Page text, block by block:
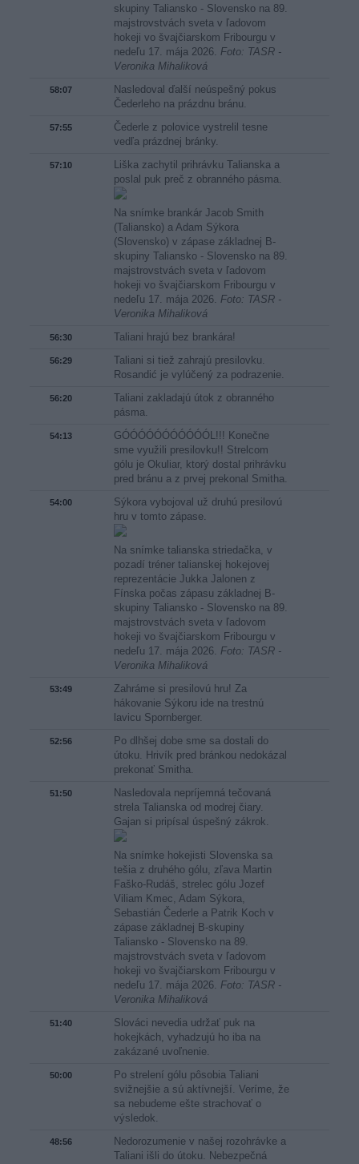
skupiny Taliansko - Slovensko na 89.
majstrovstvách sveta v ľadovom
hokeji vo švajčiarskom Fribourgu v
nedeľu 17. mája 2026. Foto: TASR -
Veronika Mihaliková
58:07
Nasledoval ďalší neúspešný pokus
Čederleho na prázdnu bránu.
57:55
Čederle z polovice vystrelil tesne
vedľa prázdnej bránky.
57:10
Liška zachytil prihrávku Talianska a
poslal puk preč z obranného pásma.
Na snímke brankár Jacob Smith
(Taliansko) a Adam Sýkora
(Slovensko) v zápase základnej B-
skupiny Taliansko - Slovensko na 89.
majstrovstvách sveta v ľadovom
hokeji vo švajčiarskom Fribourgu v
nedeľu 17. mája 2026. Foto: TASR -
Veronika Mihaliková
56:30 Taliani hrajú bez brankára!
56:29
Taliani si tiež zahrajú presilovku.
Rosandić je vylúčený za podrazenie.
56:20
Taliani zakladajú útok z obranného
pásma.
54:13
GÓÓÓÓÓÓÓÓÓÓÓL!!! Konečne
sme využili presilovku!! Strelcom
gólu je Okuliar, ktorý dostal prihrávku
pred bránu a z prvej prekonal Smitha.
54:00
Sýkora vybojoval už druhú presilovú
hru v tomto zápase.
Na snímke talianska striedačka, v
pozadí tréner talianskej hokejovej
reprezentácie Jukka Jalonen z
Fínska počas zápasu základnej B-
skupiny Taliansko - Slovensko na 89.
majstrovstvách sveta v ľadovom
hokeji vo švajčiarskom Fribourgu v
nedeľu 17. mája 2026. Foto: TASR -
Veronika Mihaliková
53:49
Zahráme si presilovú hru! Za
hákovanie Sýkoru ide na trestnú
lavicu Spornberger.
52:56
Po dlhšej dobe sme sa dostali do
útoku. Hrivík pred bránkou nedokázal
prekonať Smitha.
51:50
Nasledovala nepríjemná tečovaná
strela Talianska od modrej čiary.
Gajan si pripísal úspešný zákrok.
Na snímke hokejisti Slovenska sa
tešia z druhého gólu, zľava Martin
Faško-Rudáš, strelec gólu Jozef
Viliam Kmec, Adam Sýkora,
Sebastián Čederle a Patrik Koch v
zápase základnej B-skupiny
Taliansko - Slovensko na 89.
majstrovstvách sveta v ľadovom
hokeji vo švajčiarskom Fribourgu v
nedeľu 17. mája 2026. Foto: TASR -
Veronika Mihaliková
51:40
Slováci nevedia udržať puk na
hokejkách, vyhadzujú ho iba na
zakázané uvoľnenie.
50:00
Po strelení gólu pôsobia Taliani
svižnejšie a sú aktívnejší. Veríme, že
sa nebudeme ešte strachovať o
výsledok.
48:56
Nedorozumenie v našej rozohrávke a
Taliani išli do útoku. Nebezpečná